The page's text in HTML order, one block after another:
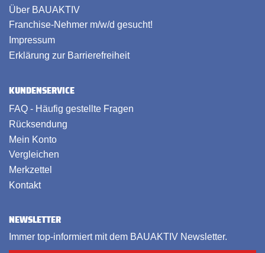
Über BAUAKTIV
Franchise-Nehmer m/w/d gesucht!
Impressum
Erklärung zur Barrierefreiheit
KUNDENSERVICE
FAQ - Häufig gestellte Fragen
Rücksendung
Mein Konto
Vergleichen
Merkzettel
Kontakt
NEWSLETTER
Immer top-informiert mit dem BAUAKTIV Newsletter.